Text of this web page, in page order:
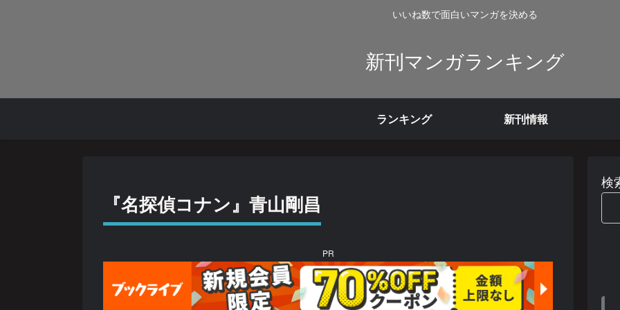
いいね数で面白いマンガを決める
新刊マンガランキング
ランキング 新刊情報
『名探偵コナン』青山剛昌
PR
検